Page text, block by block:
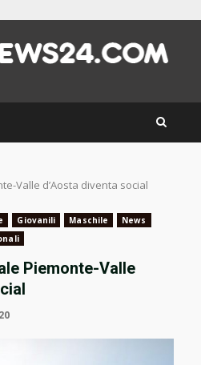
Valle d’Aosta diventa social
Giovanili Maschile
News
Piemonte-Valle